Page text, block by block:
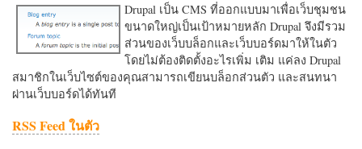
Drupal เป็น CMS ที่ออกแบบมาเพื่อเว็บชุมชน
ขนาดใหญ่เป็นเป้าหมายหลัก Drupal จึงมีรวม
ส่วนของเว็บบล็อกและเว็บบอร์ดมาให้ในตัว
โดยไม่ต้องติดตั้งอะไรเพิ่ม เติม แค่ลง Drupal
สมาชิกในเว็บไซต์ของคุณสามารถเขียนบล็อกส่วนตัว และสนทนา
ผ่านเว็บบอร์ดได้ทันที
RSS Feed ในตัว